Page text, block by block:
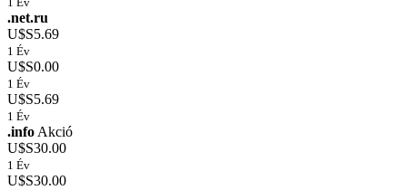
.net.ru
U$S5.69
1 Év
U$S0.00
1 Év
U$S5.69
1 Év
.info Akció
U$S30.00
1 Év
U$S30.00